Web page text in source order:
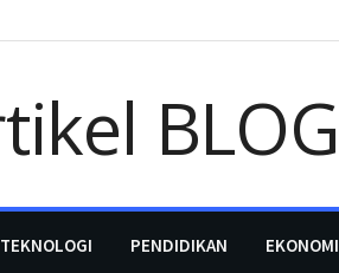
TEKNOLOGI PENDIDIKAN EKONOMI